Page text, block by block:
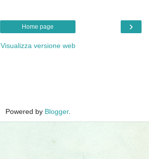
›
Home page
Visualizza versione web
Powered by Blogger.